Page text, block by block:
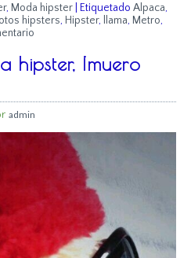
, Moda hipster |Etiquetado Alpaca,
hipsters, Hipster, llama, Metro,
hipster, ¡muero
admin